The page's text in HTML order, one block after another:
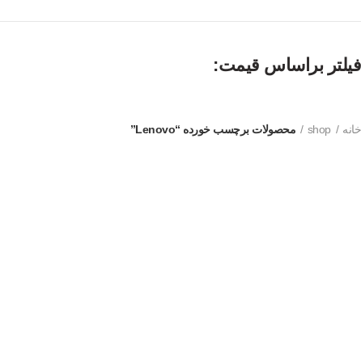
فیلتر براساس قیمت:
خانه shop محصولات برچسب خورده “Lenovo”